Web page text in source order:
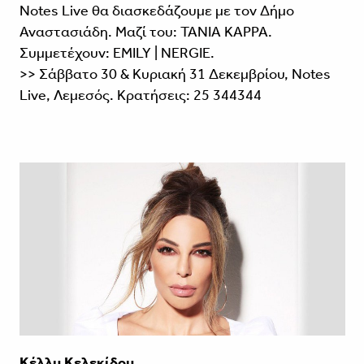
Notes Live θα διασκεδάζουμε με τον Δήμο
Αναστασιάδη. Μαζί του: ΤΑΝΙΑ ΚΑΡΡΑ.
Συμμετέχουν: EMILY | NERGIE.
>> Σάββατο 30 & Κυριακή 31 Δεκεμβρίου, Notes
Live, Λεμεσός. Κρατήσεις: 25 344344